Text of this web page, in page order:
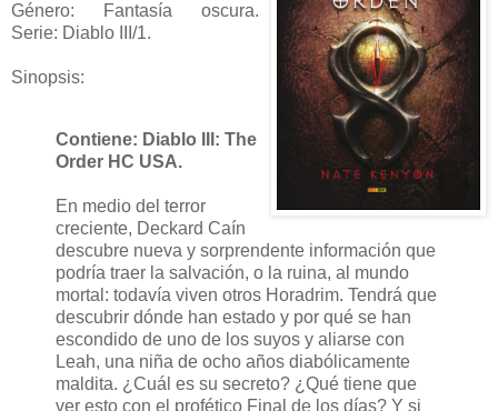
Género: Fantasía oscura.
Serie: Diablo III/1.
Sinopsis:
Contiene: Diablo III: The
Order HC USA.
En medio del terror
creciente, Deckard Caín
descubre nueva y sorprendente información que
podría traer la salvación, o la ruina, al mundo
mortal: todavía viven otros Horadrim. Tendrá que
descubrir dónde han estado y por qué se han
escondido de uno de los suyos y aliarse con
Leah, una niña de ocho años diabólicamente
maldita. ¿Cuál es su secreto? ¿Qué tiene que
ver esto con el profético Final de los días? Y si